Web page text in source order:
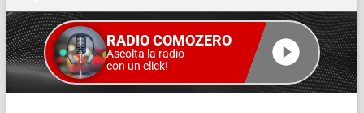
RADIO COMOZERO
Ascolta la radio
con un click!